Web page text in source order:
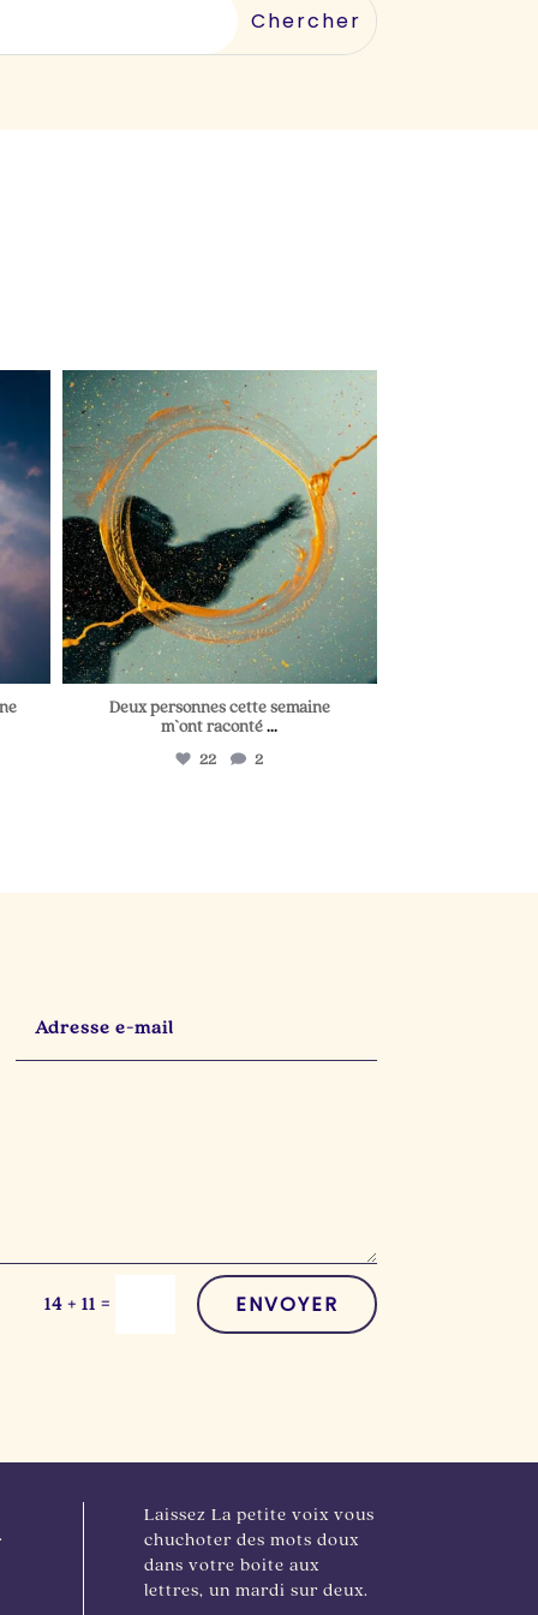
lapetitevoixlepodcast
Juin 21
Deux personnes cette semaine
m`ont raconté ...
22 2
14 + 11 = ENVOYER
Laissez La petite voix vous
chuchoter des mots doux
dans votre boite aux
lettres, un mardi sur deux.